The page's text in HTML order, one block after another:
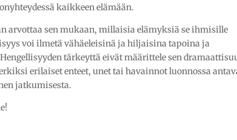
kaikkeen elämään.
arvottaa sen mukaan, millaisia elämyksiä se ihmisille
voi ilmetä vähäeleisinä ja hiljaisina tapoina ja
tärkeyttä eivät määrittele sen
erilaiset enteet, unet tai havainnot luonnossa
jatkumisesta.